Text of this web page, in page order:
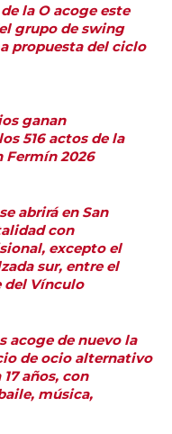
la O acoge este
grupo de swing
propuesta del ciclo
ganan
516 actos de la
Fermín 2026
abrirá en San
con
excepto el
sur, entre el
del Vínculo
acoge de nuevo la
de ocio alternativo
años, con
música,